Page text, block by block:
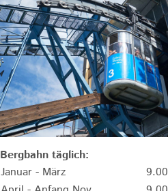
Bergbahn täglich:
Januar - März